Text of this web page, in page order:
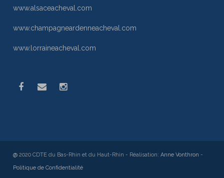
www.alsaceacheval.com
www.champagneardenneacheval.com
www.lorraineacheval.com
@ 2020 CDTE du Bas-Rhin et du Haut-Rhin - Réalisation:Anne Vonthron -
Politique de Confidentialité